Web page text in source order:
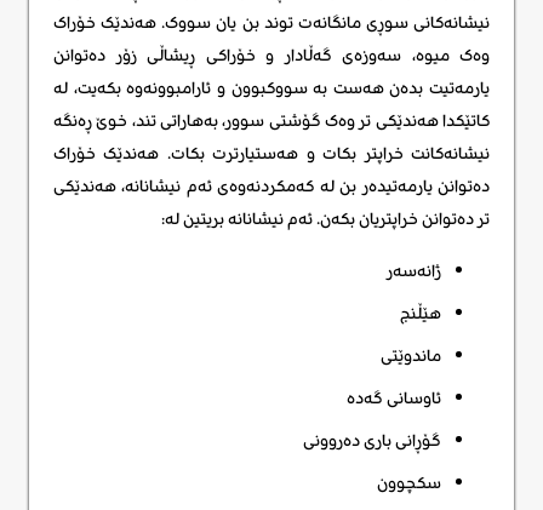
نیشانەکانی سوڕی مانگانەت توند بن یان سووک. هەندێک خۆراک
وەک میوە، سەوزەی گەڵادار و خۆراکی ڕیشاڵی زۆر دەتوانن
یارمەتیت بدەن هەست بە سووکبوون و ئارامبوونەوە بکەیت، لە
کاتێکدا هەندێکی تر وەک گۆشتی سوور، بەهاراتی تند، خوێ ڕەنگە
نیشانەکانت خراپتر بکات و هەستیارترت بکات. هەندێک خۆراک
دەتوانن یارمەتیدەر بن لە کەمکردنەوەی ئەم نیشانانە، هەندێکی
تر دەتوانن خراپتریان بکەن. ئەم نیشانانە بریتین لە:
ژانەسەر
هێڵنج
ماندوێتی
ئاوسانی گەدە
گۆڕانی باری دەروونی
سکچوون